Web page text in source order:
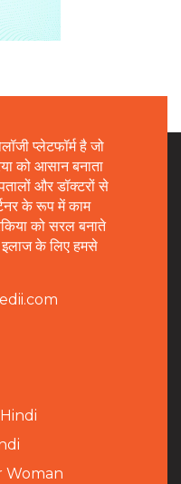
प्लेटफॉर्म है जो
को आसान बनाता
और डॉक्टरों से
के रूप में काम
को सरल बनाते
इलाज के लिए हमसे
Woman